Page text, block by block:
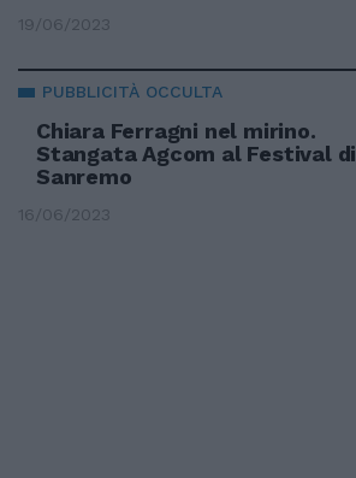
19/06/2023
PUBBLICITÀ OCCULTA
Chiara Ferragni nel mirino.
Stangata Agcom al Festival di
Sanremo
16/06/2023